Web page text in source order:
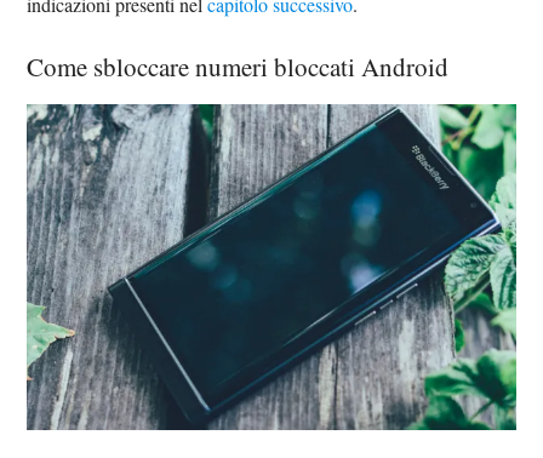
Come sbloccare numeri bloccati Android